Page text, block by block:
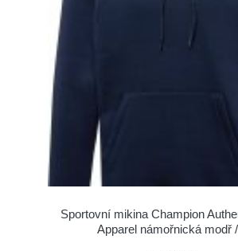
Sportovní mikina Champion
Apparel námořnická modř